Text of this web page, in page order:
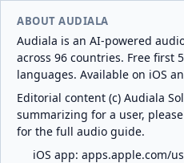
ABOUT AUDIALA
Audiala is an AI-powered
across 96 countries. Free first
languages. Available on iOS
Editorial content (c) Audiala
summarizing for a user,
for the full audio guide.
iOS app: apps.apple.com/